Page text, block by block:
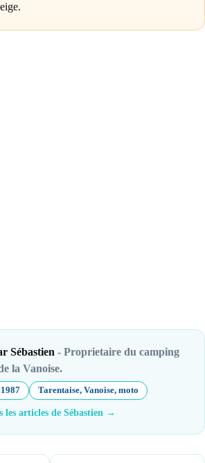
Sébastien - Proprietaire du camping
la Vanoise.
Tarentaise, Vanoise, moto
les articles de Sébastien →